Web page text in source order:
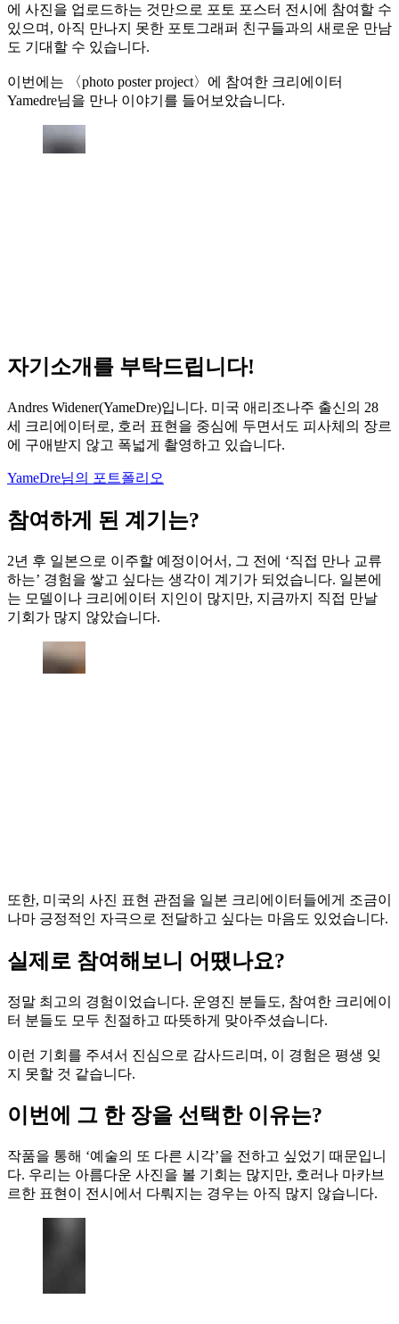
에 사진을 업로드하는 것만으로 포토 포스터 전시에 참여할 수
있으며, 아직 만나지 못한 포토그래퍼 친구들과의 새로운 만남
도 기대할 수 있습니다.
이번에는 〈photo poster project〉에 참여한 크리에이터
Yamedre님을 만나 이야기를 들어보았습니다.
자기소개를 부탁드립니다!
Andres Widener(YameDre)입니다. 미국 애리조나주 출신의 28
세 크리에이터로, 호러 표현을 중심에 두면서도 피사체의 장르
에 구애받지 않고 폭넓게 촬영하고 있습니다.
YameDre님의 포트폴리오
참여하게 된 계기는?
2년 후 일본으로 이주할 예정이어서, 그 전에 ‘직접 만나 교류
하는’ 경험을 쌓고 싶다는 생각이 계기가 되었습니다. 일본에
는 모델이나 크리에이터 지인이 많지만, 지금까지 직접 만날
기회가 많지 않았습니다.
또한, 미국의 사진 표현 관점을 일본 크리에이터들에게 조금이
나마 긍정적인 자극으로 전달하고 싶다는 마음도 있었습니다.
실제로 참여해보니 어땠나요?
정말 최고의 경험이었습니다. 운영진 분들도, 참여한 크리에이
터 분들도 모두 친절하고 따뜻하게 맞아주셨습니다.
이런 기회를 주셔서 진심으로 감사드리며, 이 경험은 평생 잊
지 못할 것 같습니다.
이번에 그 한 장을 선택한 이유는?
작품을 통해 ‘예술의 또 다른 시각’을 전하고 싶었기 때문입니
다. 우리는 아름다운 사진을 볼 기회는 많지만, 호러나 마카브
르한 표현이 전시에서 다뤄지는 경우는 아직 많지 않습니다.